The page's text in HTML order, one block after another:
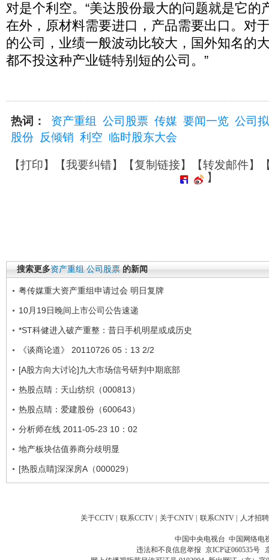
对是个利空。“美达股份最大的问题就是它的
在外，原材料需要进口，产品需要出口。对
的公司，业绩一般波动比较大，国外知名的
都不投这种产业链特别短的公司。”
热词： 资产重组 公司股票 传媒 要闻一览 公司拟
股份
反倾销 利空 临时股东大会
【打印】【我要纠错】【复制链接】【转发邮件】
】
搜索更多资产重组 公司股票 的新闻
粤传媒重大资产重组申请过会 明日复牌
10月19日晚间上市公司公告速递
*ST科健进入破产重整：昔日手机明星或成历史
《谈商论道》 20110726 05：13 2/2
[A股方向大讨论]九大市场信号研判中期底部
热股点睛：天山纺织（000813）
热股点睛：爱建股份（600643）
分析师在线 2011-05-23 10：02
地产板块估值券商分歧明显
[热股点睛]深深房A（000029）
关于CCTV | 联系CCTV | 关于CNTV | 联系CNTV | 人才招聘
中国中央电视台 中国网络电
违法和不良信息举报 京ICP证060535号